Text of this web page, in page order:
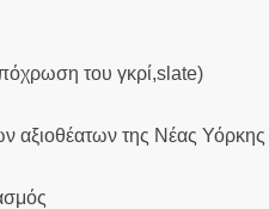
του γκρί,slate)
αξιοθέατων της Νέας Υόρκης